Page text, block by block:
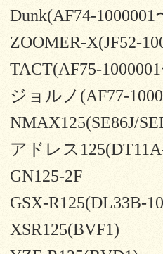
Dunk(AF74-1000001
ZOOMER-X(JF52-
TACT(AF75-
ジョルノ(AF77-
NMAX125(SE86J/
アドレス
GN125-2F
GSX-R125(DL33B-
XSR125(BVF1)